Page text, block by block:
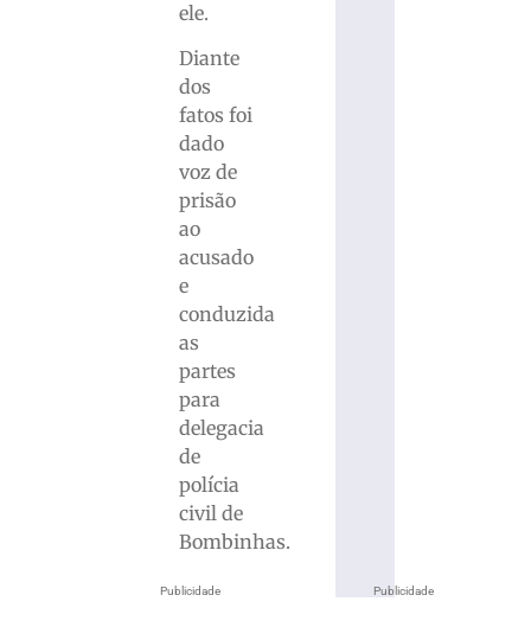
Publicidade
ele.
Diante
dos
fatos foi
dado
voz de
prisão
ao
acusado
e
conduzida
as
partes
para
delegacia
de
polícia
civil de
Bombinhas.
Publicidade